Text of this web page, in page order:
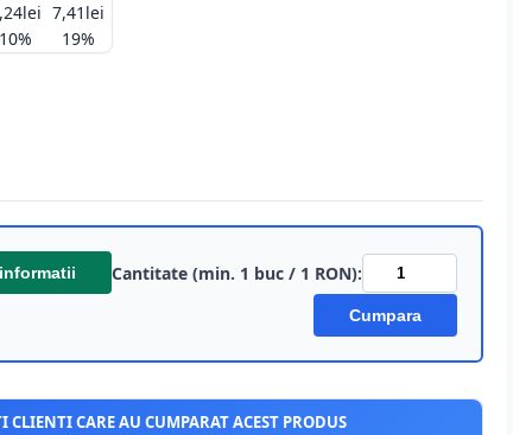
7,41lei
10% 19%
Cantitate (min. 1 buc / 1 RON):
Cumpara
CLIENTI CARE AU CUMPARAT ACEST PRODUS